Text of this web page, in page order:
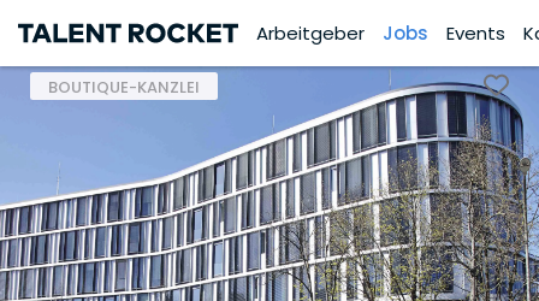
Arbeitgeber Jobs Events
BOUTIQUE-KANZLEI